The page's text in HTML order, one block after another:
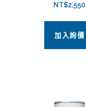
NT$2,550
加入詢價